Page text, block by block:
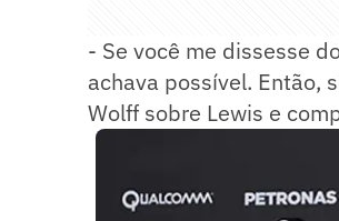
- Se você me dissesse
achava possível. Então,
Wolff sobre Lewis e